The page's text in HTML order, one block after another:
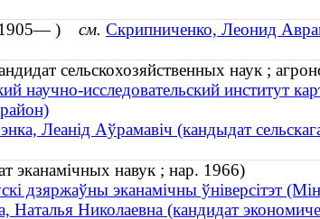
(1905— ) см. Скрипниченко, Леонид
сельскохозяйственных наук ;
научно-исследовательский институт
Леанід Аўрамавіч (кандыдат
эканамічных навук ; нар. 1966)
дзяржаўны эканамічны ўніверсітэт
Наталья Николаевна (кандидат